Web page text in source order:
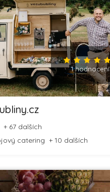
1 hodnocení
+ 67 dalších
catering + 10 dalších